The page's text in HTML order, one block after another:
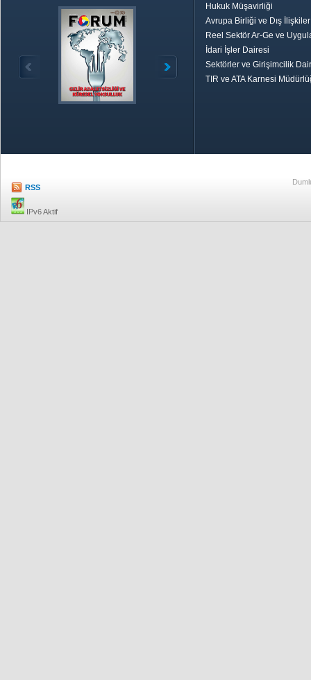
Hukuk Müşavirliği
Avrupa Birliği ve Dış
Reel Sektör Ar-Ge ve
İdari İşler Dairesi
Sektörler ve Girişimcilik
TIR ve ATA Karnesi
RSS
IPv6 Aktif